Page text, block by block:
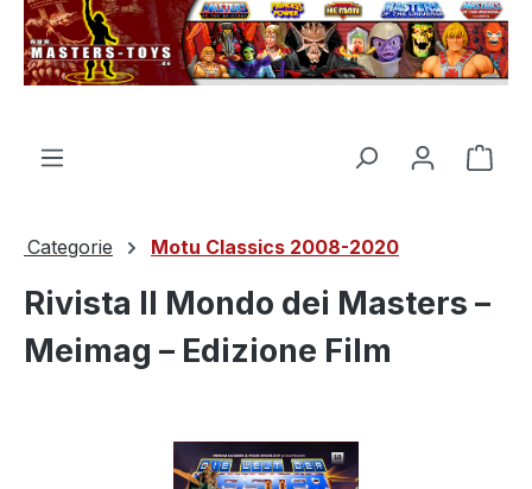
principale
Il
Categorie Motu Classics 2008-2020
Rivista Il Mondo dei Masters –
Meimag – Edizione Film
Salta la galleria di immagini